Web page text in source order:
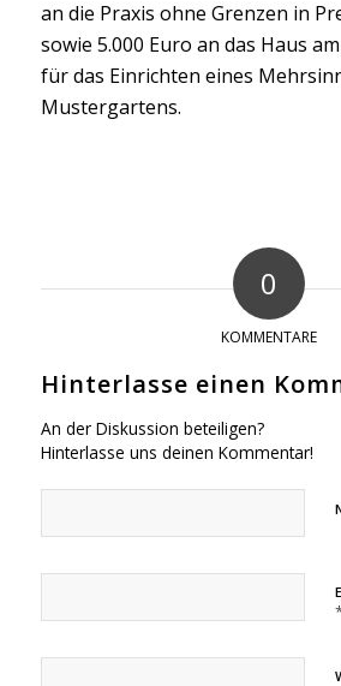
an die Praxis ohne Grenzen in
sowie 5.000 Euro an das Haus
für das Einrichten eines
Mustergartens.
0
KOMMENTARE
Hinterlasse einen
An der Diskussion beteiligen?
Hinterlasse uns deinen Kommentar!